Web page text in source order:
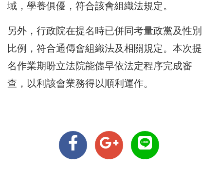
域，學養俱優，符合該會組織法規定。
另外，行政院在提名時已併同考量政黨及性別
比例，符合通傳會組織法及相關規定。本次提
名作業期盼立法院能儘早依法定程序完成審
查，以利該會業務得以順利運作。